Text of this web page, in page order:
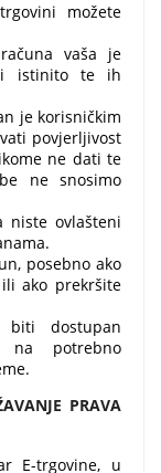
možete
vaša je
i istinito te ih
je korisničkim
povjerljivost
ne dati te
ne snosimo
niste ovlašteni
posebno ako
ako prekršite
biti dostupan
na potrebno
PRAVA
E-trgovine, u